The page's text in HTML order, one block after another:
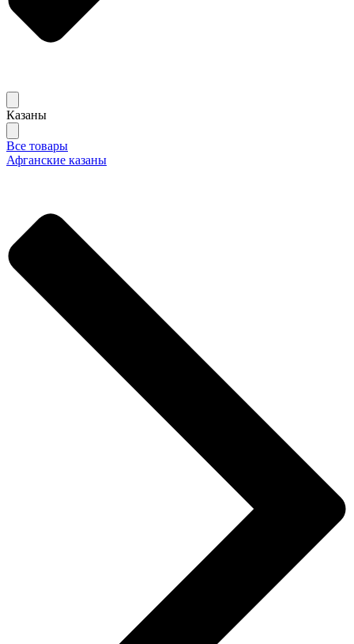
Казаны
Все товары
Афганские казаны